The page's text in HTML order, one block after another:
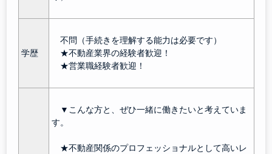
学歴
不問（手続きを理解する能力は必要です）
★不動産業界の経験者歓迎！
★営業職経験者歓迎！
▼こんな方と、ぜひ一緒に働きたいと考えていま
す。
★不動産関係のプロフェッショナルとして高いレ